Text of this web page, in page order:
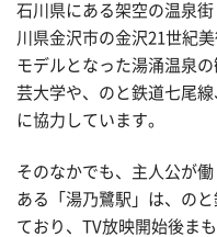
石川県にある架空の温泉
川県金沢市の金沢21世紀
モデルとなった湯涌温泉
芸大学や、のと鉄道七尾
に協力しています。
そのなかでも、主人公が
ある「湯乃鷺駅」は、の
ており、TV放映開始後ま